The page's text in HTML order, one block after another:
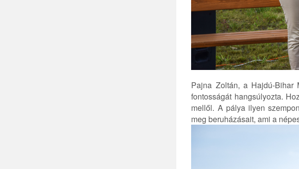
Pajna Zoltán, a Hajdú-Bihar
fontosságát hangsúlyozta.
mellől. A pálya ilyen
meg beruházásait, ami a